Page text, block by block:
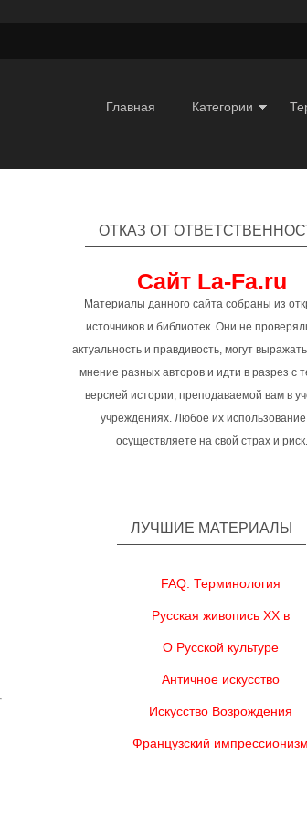
Главная Категории
ОТКАЗ ОТ
Сайт La-Fa.ru
Материалы данного сайта собраны из
источников и библиотек. Они не
актуальность и правдивость, могут
мнение разных авторов и идти в разрез с
версией истории, преподаваемой вам в
учреждениях. Любое их
осуществляете на свой страх и риск.
ЛУЧШИЕ МАТЕРИАЛЫ
FAQ. Терминология
Русская живопись XX в
О Русской культуре
Античное искусство
Искусство Возрождения
Французский импрессионизм